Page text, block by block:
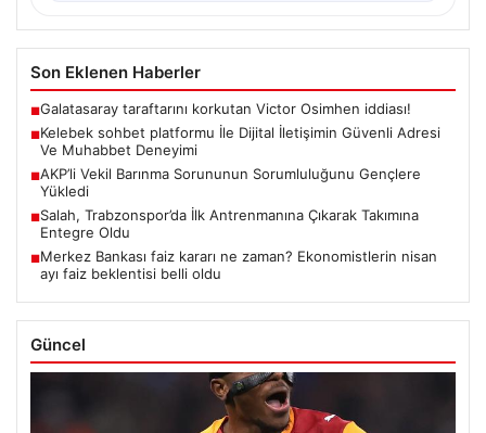
Son Eklenen Haberler
■Galatasaray taraftarını korkutan Victor Osimhen iddiası!
■Kelebek sohbet platformu İle Dijital İletişimin Güvenli Adresi
Ve Muhabbet Deneyimi
■AKP’li Vekil Barınma Sorununun Sorumluluğunu Gençlere
Yükledi
■Salah, Trabzonspor’da İlk Antrenmanına Çıkarak Takımına
Entegre Oldu
■Merkez Bankası faiz kararı ne zaman? Ekonomistlerin nisan
ayı faiz beklentisi belli oldu
Güncel